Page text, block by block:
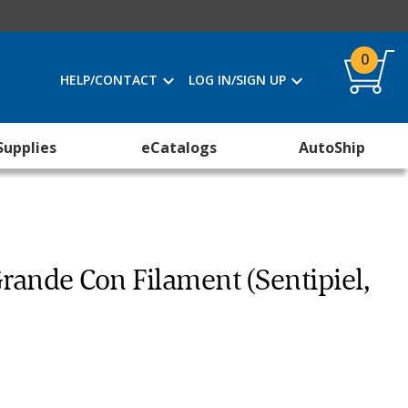
HELP/CONTACT LOG IN/SIGN UP
0
eCatalogs AutoShip
Con Filament (Sentipiel,